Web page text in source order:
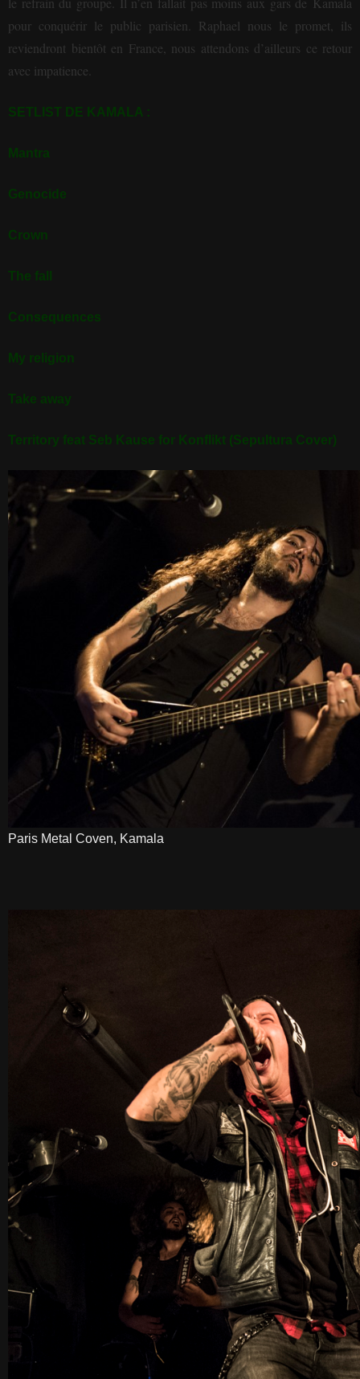
pour conquérir le public parisien. Raphael nous le promet, ils
reviendront bientôt en France, nous attendons d’ailleurs ce retour
avec impatience.
SETLIST DE KAMALA :
Mantra
Genocide
Crown
The fall
Consequences
My religion
Take away
Territory feat Seb Kause for Konflikt (Sepultura Cover)
Paris Metal Coven, Kamala